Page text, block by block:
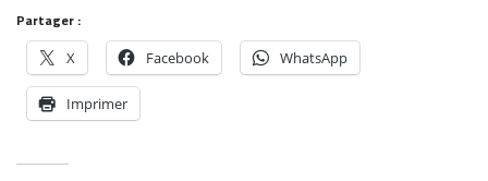
Partager :
X Facebook WhatsApp
Imprimer